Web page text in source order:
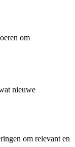
om
nieuwe
om relevant en